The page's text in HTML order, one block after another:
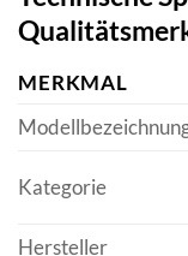
MERKMAL
Kategorie
Hersteller